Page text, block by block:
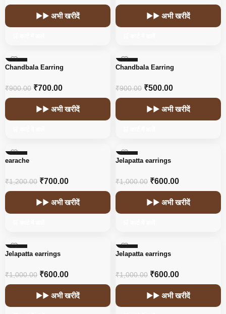
▶▶ अभी खरीदें ▶▶ अभी खरीदें
-22%
Chandbala Earring
₹900.00 ₹700.00
▶▶ अभी खरीदें
-44%
Chandbala Earring
₹900.00 ₹500.00
▶▶ अभी खरीदें
earache
₹1,200.00 ₹700.00
▶▶ अभी खरीदें
-40%
Jelapatta earrings
₹1,000.00 ₹600.00
▶▶ अभी खरीदें
-40%
Jelapatta earrings
₹1,000.00 ₹600.00
▶▶ अभी खरीदें
-40%
Jelapatta earrings
₹1,000.00 ₹600.00
▶▶ अभी खरीदें